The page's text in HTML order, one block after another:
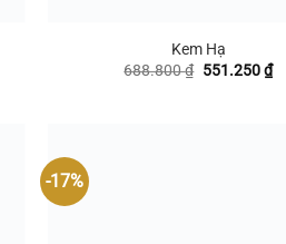
Kem Hạ
688.800₫ Giá
551.250₫Giá
-17%